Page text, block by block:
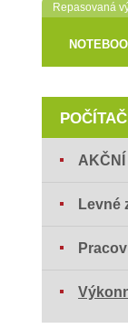
Repasovaná
AKČNÍ
Levné